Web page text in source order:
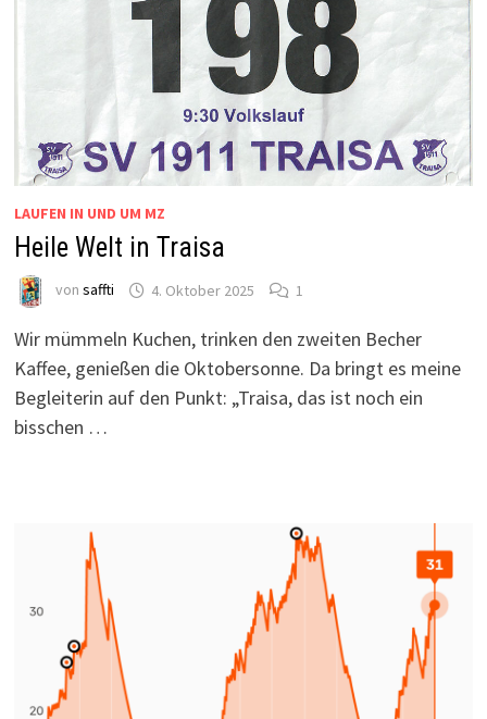
LAUFEN IN UND UM MZ
Heile Welt in Traisa
von saffti 4. Oktober 2025 1
Wir mümmeln Kuchen, trinken den zweiten Becher
Kaffee, genießen die Oktobersonne. Da bringt es meine
Begleiterin auf den Punkt: „Traisa, das ist noch ein
bisschen …